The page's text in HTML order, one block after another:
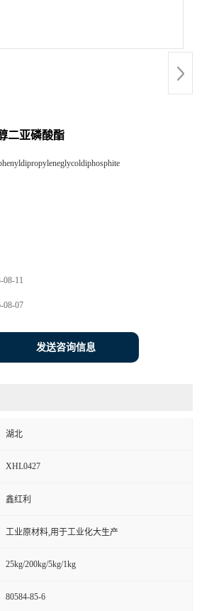
二亚磷酸酯
08-11
08-07
发送咨询信息
湖北
XHL0427
鑫红利
工业原材料,用于工业化大生产
25kg/200kg/5kg/1kg
80584-85-6